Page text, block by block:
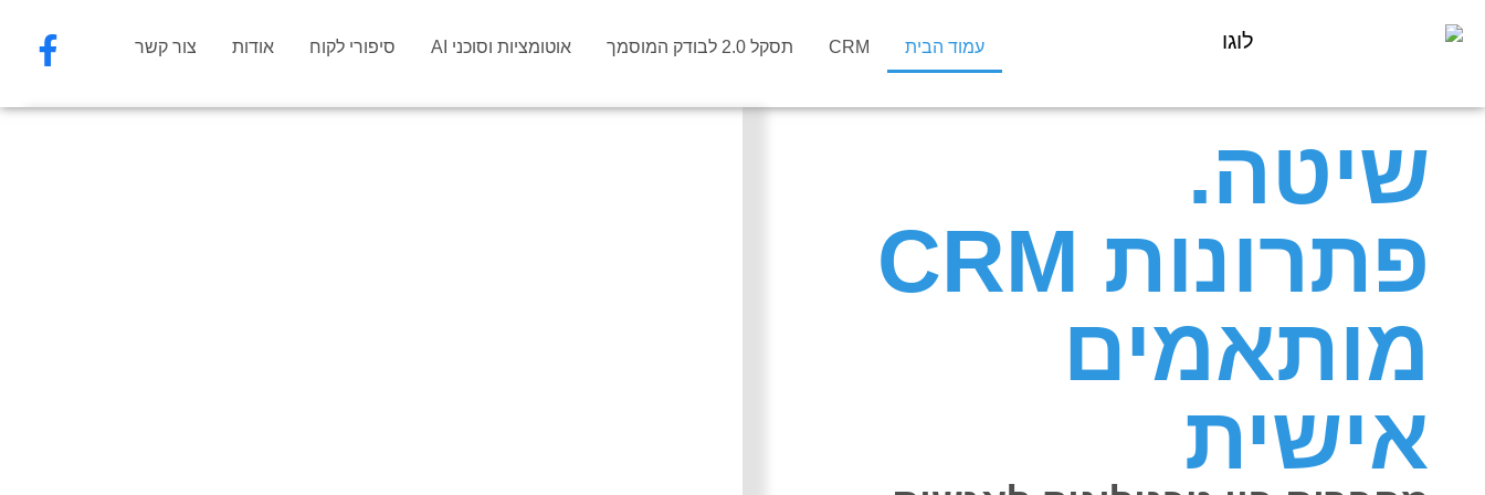
עמוד הבית CRM תסקל 2.0 לבודק המוסמך אוטומציות וסוכני AI סיפורי לקוח אודות צור קשר
שיטה.
פתרונות CRM
מותאמים
אישית